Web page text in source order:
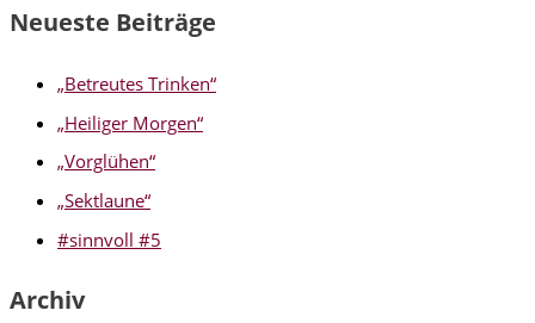
Neueste Beiträge
„Betreutes Trinken“
„Heiliger Morgen“
„Vorglühen“
„Sektlaune“
#sinnvoll #5
Archiv